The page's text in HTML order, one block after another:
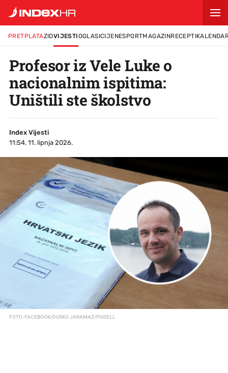
PRETPLATAZIDVIJESTIOGLASICIJENESPORTMAGAZINRECEPTI
Profesor iz Vele Luke o
nacionalnim ispitima:
Uništili ste školstvo
Index Vijesti
11:54, 11. lipnja 2026.
FOTO: FACEBOOK/DUSKO JARAMAZ/PIXSELL